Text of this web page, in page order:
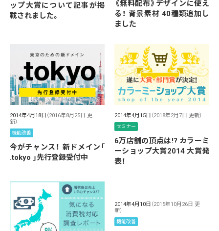
ップ大賞について記事が掲
載されました。
《無料配布》デザインに使え
る！ 背景素材 40種類追加し
ました
2014年4月18日 （2016年8月25日 更
新）
機能改善
今がチャンス！ 新ドメイン「
.tokyo 」先行登録受付中
2014年4月15日 （2018年2月7日 更新）
セミナー
6万店舗の頂点は!? カラーミ
ーショップ大賞2014 大賞発
表！
2014年4月10日 （2015年10月26日 更
新）
機能改善